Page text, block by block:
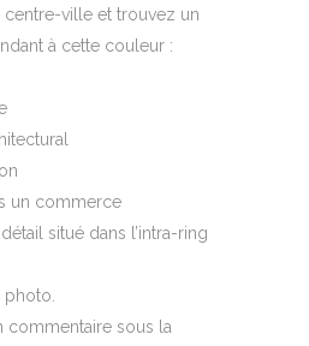
centre-ville et trouvez un
à cette couleur :
un commerce
situé dans l’intra-ring
commentaire sous la